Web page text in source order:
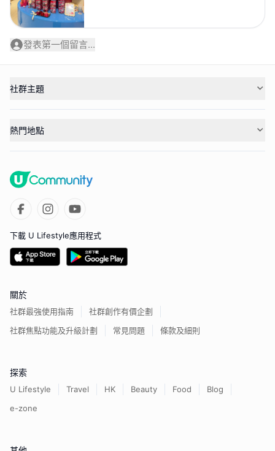
發表第一個留言...
社群主題
熱門地點
下載 U Lifestyle應用程式
關於
社群最強使用指南
社群創作有價企劃
社群焦點功能及升級計劃
常見問題 條款及細則
探索
U Lifestyle Travel HK Beauty Food
Blog
e-zone